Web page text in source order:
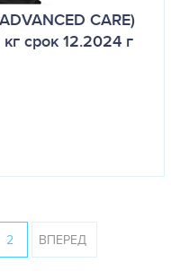
CARE)
срок 12.2024 г
2 ВПЕРЕД